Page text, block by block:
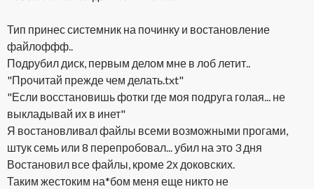
Тип принес системник на починку и востановление
файлоффф..
Подрубил диск, первым делом мне в лоб летит..
"Прочитай прежде чем делать.txt"
"Если восстановишь фотки где моя подруга голая... не
выкладывай их в инет"
Я востановливал файлы всеми возможными прогами,
штук семь или 8 перепробовал... убил на это 3 дня
Востановил все файлы, кроме 2х доковских.
Таким жестоким на*бом меня еще никто не